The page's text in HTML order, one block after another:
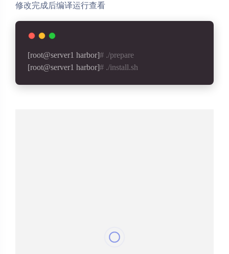
修改完成后编译运行查看
[root@server1 harbor]# ./prepare
[root@server1 harbor]# ./install.sh